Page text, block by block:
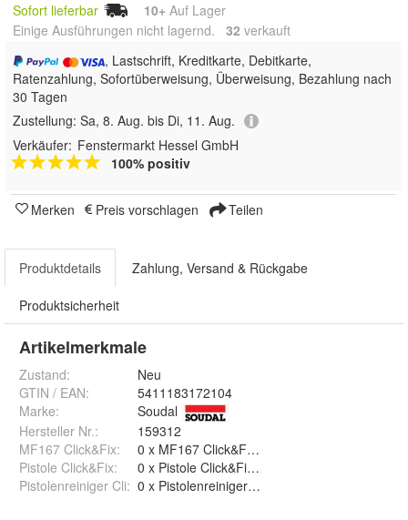
Sofort lieferbar 10+ Auf Lager
Einige Ausführungen nicht lagernd. 32 verkauft
, Lastschrift, Kreditkarte, Debitkarte,
Ratenzahlung, Sofortüberweisung, Überweisung, Bezahlung nach
30 Tagen
Zustellung: Sa, 8. Aug. bis Di, 11. Aug.
Verkäufer: Fenstermarkt Hessel GmbH
100% positiv
Merken Preis vorschlagen Teilen
Produktdetails Zahlung, Versand & Rückgabe
Produktsicherheit
Artikelmerkmale
Zustand:
Neu
GTIN / EAN:
5411183172104
Marke:
Soudal
Hersteller Nr.:
159312
MF167 Click&Fix:
Pistole Click&Fix:
Pistolenreiniger Cli: